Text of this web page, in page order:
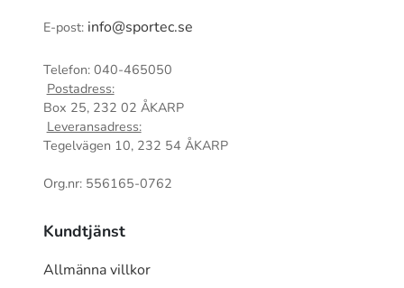
E-post: info@sportec.se
Telefon: 040-465050
Postadress:
Box 25, 232 02 ÅKARP
Leveransadress:
Tegelvägen 10, 232 54 ÅKARP
Org.nr: 556165-0762
Kundtjänst
Allmänna villkor